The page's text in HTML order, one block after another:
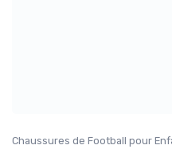
Chaussures de Football pour